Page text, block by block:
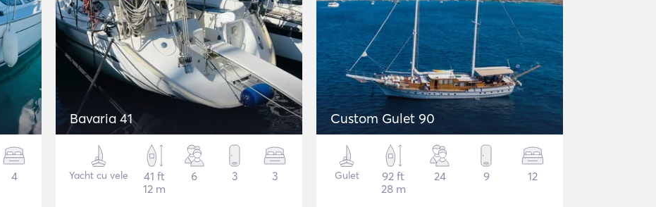
4
Bavaria 41
Yacht cu vele
41 ft
12 m
6 3 3
Custom Gulet 90
Gulet
92 ft
28 m
24 9 12